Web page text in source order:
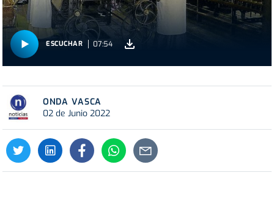
ESCUCHAR 07:54
ONDA VASCA
02 de Junio 2022